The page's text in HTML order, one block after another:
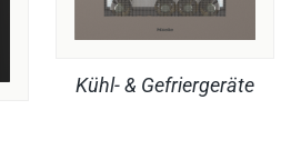
Kühl- & Gefriergeräte